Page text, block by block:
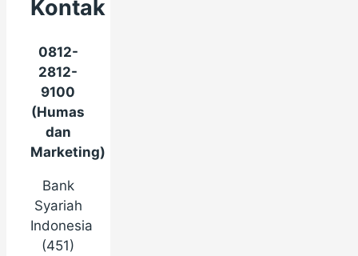
Kontak
0812-
2812-
9100
(Humas
dan
Marketing)
Bank
Syariah
Indonesia
(451)